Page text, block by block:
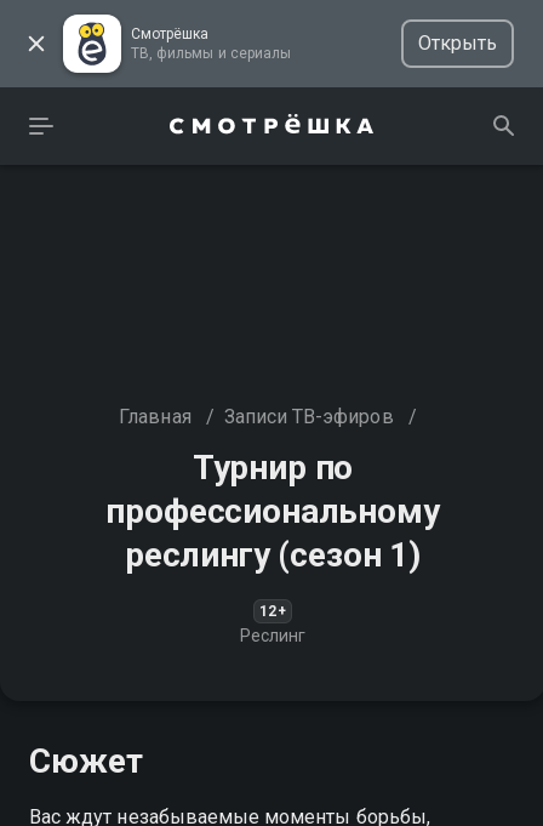
Смотрёшка
ТВ, фильмы и сериалы
Открыть
Главная / Записи ТВ-эфиров /
Турнир по
профессиональному
реслингу (сезон 1)
12+
Реслинг
Сюжет
Вас ждут незабываемые моменты борьбы,